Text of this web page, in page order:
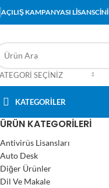
AÇILIŞ KAMPANYASI LİSANSCİNİ
SEÇINIZ
KATEGORİLER
ÜRÜN KATEGORILERI
Antivirüs Lisansları
Auto Desk
Diğer Ürünler
Dil Ve Makale